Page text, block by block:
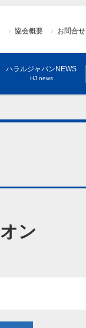
協会概要 お問合せ
ハラルジャパンNEWS
HJ news
ン